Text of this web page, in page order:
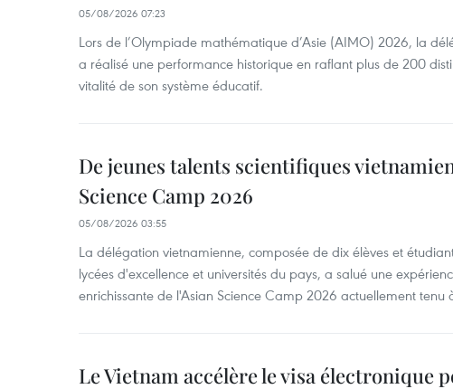
05/08/2026 07:23
Lors de l’Olympiade mathématique d’Asie (AIMO) 2026, la
a réalisé une performance historique en raflant plus de 200
vitalité de son système éducatif.
De jeunes talents scientifiques
Science Camp 2026
05/08/2026 03:55
La délégation vietnamienne, composée de dix élèves et
lycées d'excellence et universités du pays, a salué une
enrichissante de l'Asian Science Camp 2026 actuellement tenu
Le Vietnam accélère le visa électronique